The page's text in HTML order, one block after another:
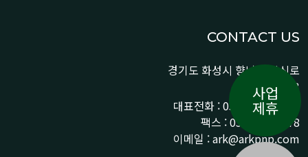
CONTACT US
경기도 화성시 향남읍 상신로
290-13
대표전화 : 031-359-9776 /
팩스 : 031-359-9778
이메일 : ark@arkpnp.com
사업
제휴